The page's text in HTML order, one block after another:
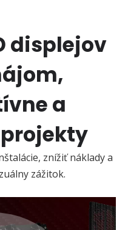
displejov
a
znížiť náklady a
zážitok.